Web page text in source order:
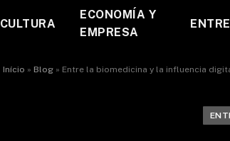
CULTURA
ECONOMÍA Y
EMPRESA
Início » Blog » Entre la biomedicina y la influencia